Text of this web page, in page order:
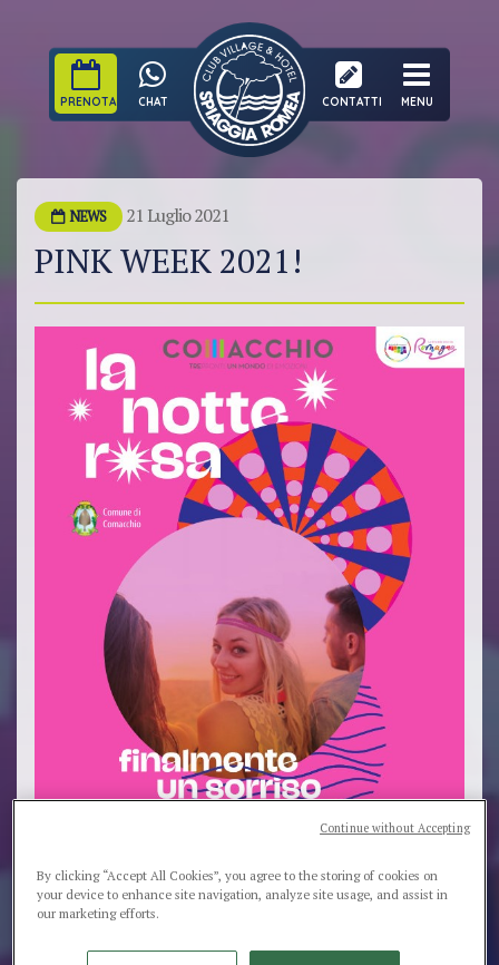
PRENOTA CHAT CONTATTI MENU
NEWS 21 Luglio 2021
PINK WEEK 2021!
By clicking “Accept All Cookies”, you agree to the storing of cookies on
your device to enhance site navigation, analyze site usage, and assist in
our marketing efforts.
Continue without Accepting